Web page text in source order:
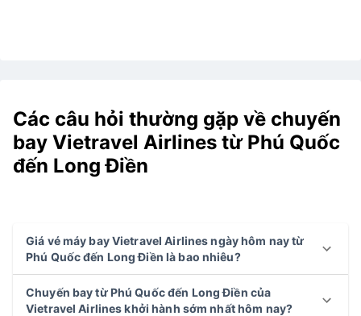
Các câu hỏi thường gặp về chuyến
bay Vietravel Airlines từ Phú Quốc
đến Long Điền
Giá vé máy bay Vietravel Airlines ngày hôm nay từ
Phú Quốc đến Long Điền là bao nhiêu?
Chuyến bay từ Phú Quốc đến Long Điền của
Vietravel Airlines khởi hành sớm nhất hôm nay?